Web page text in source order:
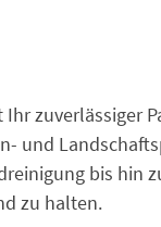
zuverlässiger
und
bis hin
zu halten.